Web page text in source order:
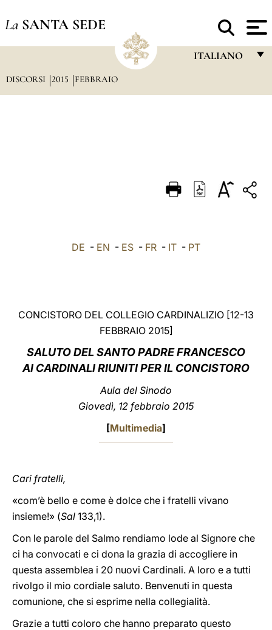
La SANTA SEDE
ITALIANO
DEUTSCH
العربيّة
DISCORSI 2015 FEBBRAIO
DE - EN - ES - FR - IT - PT
CONCISTORO DEL COLLEGIO CARDINALIZIO [12-13
FEBBRAIO 2015]
SALUTODEL SANTO PADRE FRANCESCO
AI CARDINALI RIUNITI PER IL CONCISTORO
Aula del Sinodo
Giovedì, 12 febbraio 2015
[Multimedia]
Cari fratelli,
«com’è bello e come è dolce che i fratelli vivano
insieme!» (Sal 133,1).
Con le parole del Salmo rendiamo lode al Signore che
ci ha convocati e ci dona la grazia di accogliere in
questa assemblea i 20 nuovi Cardinali. A loro e a tutti
rivolgo il mio cordiale saluto. Benvenuti in questa
comunione, che si esprime nella collegialità.
Grazie a tutti coloro che hanno preparato questo